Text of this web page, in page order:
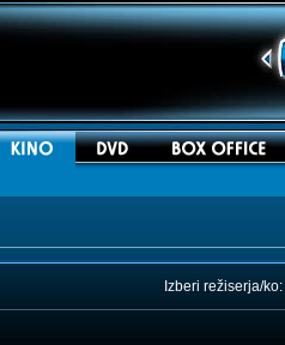
Izberi režiserja/ko: